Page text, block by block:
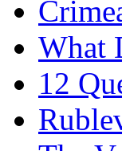
What
12